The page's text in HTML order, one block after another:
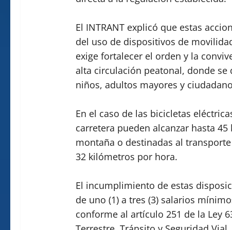
El INTRANT explicó que estas
del uso de dispositivos de
exige fortalecer el orden y la
alta circulación peatonal, donde
niños, adultos mayores y
En el caso de las bicicletas
carretera pueden alcanzar hasta
montaña o destinadas al
32 kilómetros por hora.
El incumplimiento de estas
de uno (1) a tres (3) salarios
conforme al artículo 251 de la Ley